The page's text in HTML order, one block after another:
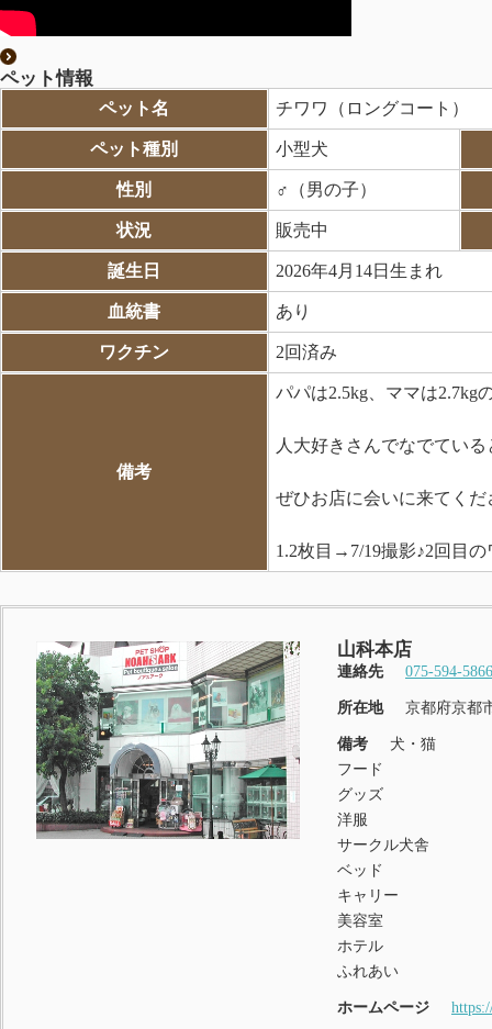
ペット情報
ペット名 チワワ（ロングコート）
ペット種別 小型犬
性別 ♂（男の子）
状況 販売中
誕生日 2026年4月14日生まれ
血統書 あり
ワクチン 2回済み
備考
パパは2.5kg、ママは2.7kg
人大好きさんでなでてい
ぜひお店に会いに来てくだ
1.2枚目→7/19撮影♪2回目
山科本店
連絡先 075-594-5866
所在地 京都府京都
備考
犬・猫
フード
グッズ
洋服
サークル犬舎
ベッド
キャリー
美容室
ホテル
ふれあい
ホームページ